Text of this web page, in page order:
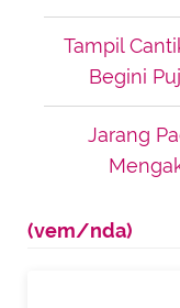
Tampil
Begini
Jarang
(vem/nda)